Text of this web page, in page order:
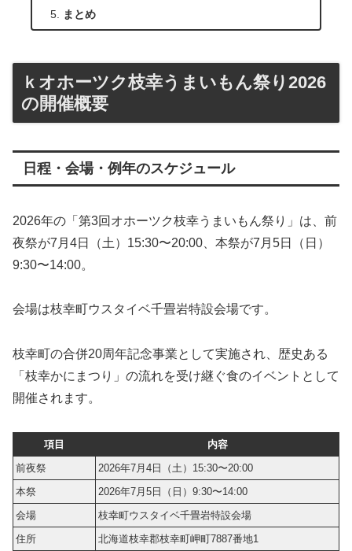
まとめ
ｋオホーツク枝幸うまいもん祭り2026
の開催概要
日程・会場・例年のスケジュール
2026年の「第3回オホーツク枝幸うまいもん祭り」は、前
夜祭が7月4日（土）15:30〜20:00、本祭が7月5日（日）
9:30〜14:00。
会場は枝幸町ウスタイベ千畳岩特設会場です。
枝幸町の合併20周年記念事業として実施され、歴史ある
「枝幸かにまつり」の流れを受け継ぐ食のイベントとして
開催されます。
項目
内容
前夜祭
2026年7月4日（土）15:30〜20:00
本祭
2026年7月5日（日）9:30〜14:00
会場
枝幸町ウスタイベ千畳岩特設会場
住所
北海道枝幸郡枝幸町岬町7887番地1